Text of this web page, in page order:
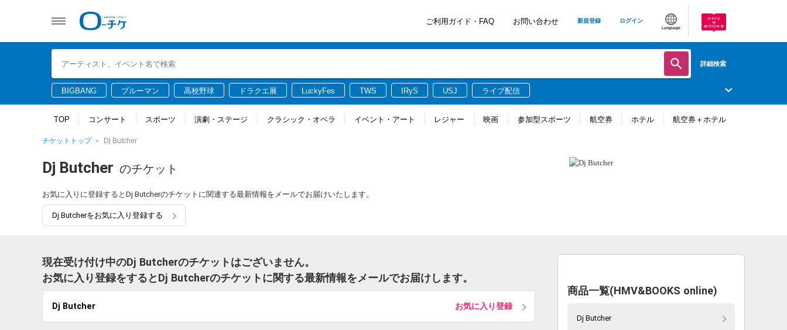
ご利用ガイド・FAQ お問い合わせ 新規登録 ログイン
Language
詳細検索
BIGBANG ブルーマン 高校野球 ドラクエ展 LuckyFes TWS IRyS USJ ライブ配信
TOP コンサート スポーツ 演劇・ステージ クラシック・オペラ イベント・アート レジャー 映画 参加型スポーツ 航空券 ホテル 航空券＋ホテル
チケットトップ Dj Butcher
Dj Butcher のチケット
お気に入りに登録するとDj Butcherのチケットに関連する最新情報をメールでお届けいたします。
Dj Butcherをお気に入り登録する
現在受け付け中のDj Butcherのチケットはございません。
お気に入り登録をするとDj Butcherのチケットに関する最新情報をメールでお届けします。
Dj Butcher お気に入り登録
商品一覧(HMV&BOOKS online)
Dj Butcher